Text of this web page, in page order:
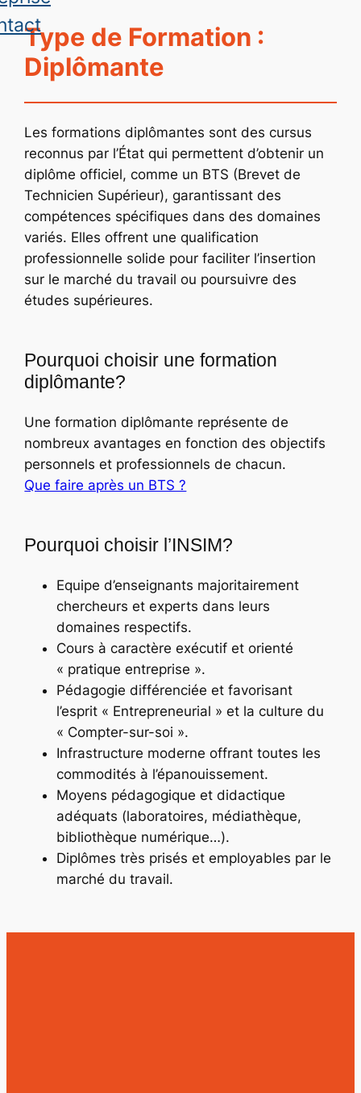
Type de Formation :
Diplômante
Les formations diplômantes sont des cursus
reconnus par l’État qui permettent d’obtenir un
diplôme officiel, comme un BTS (Brevet de
Technicien Supérieur), garantissant des
compétences spécifiques dans des domaines
variés. Elles offrent une qualification
professionnelle solide pour faciliter l’insertion
sur le marché du travail ou poursuivre des
études supérieures.
Pourquoi choisir une formation
diplômante?
Une formation diplômante représente de
nombreux avantages en fonction des objectifs
personnels et professionnels de chacun.
Que faire après un BTS ?
Pourquoi choisir l’INSIM?
Equipe d’enseignants majoritairement
chercheurs et experts dans leurs
domaines respectifs.
Cours à caractère exécutif et orienté
« pratique entreprise ».
Pédagogie différenciée et favorisant
l’esprit « Entrepreneurial » et la culture du
« Compter-sur-soi ».
Infrastructure moderne offrant toutes les
commodités à l’épanouissement.
Moyens pédagogique et didactique
adéquats (laboratoires, médiathèque,
bibliothèque numérique…).
Diplômes très prisés et employables par le
marché du travail.